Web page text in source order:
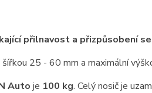
přilnavost a přizpůsobení
šířkou 25 - 60 mm a maximální
Auto je 100 kg. Celý nosič je